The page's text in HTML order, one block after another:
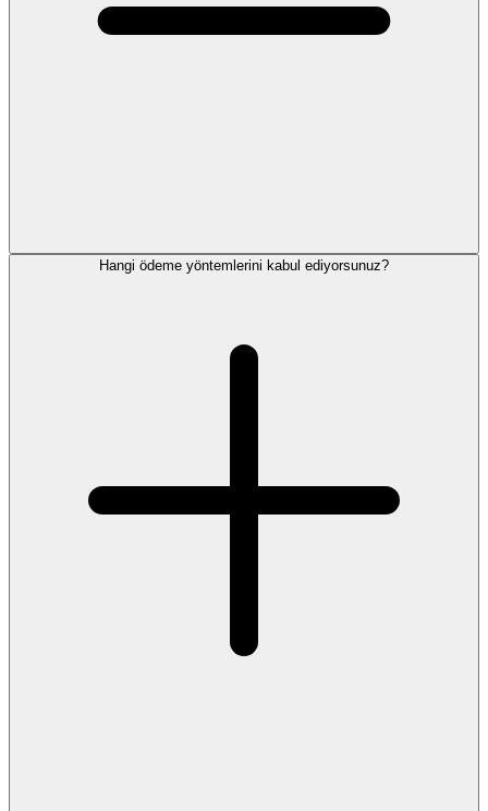
Hangi ödeme yöntemlerini kabul ediyorsunuz?